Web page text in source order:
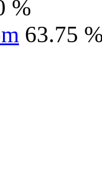
%
63.75